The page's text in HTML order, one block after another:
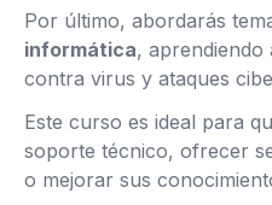
Por último, abordarás
informática, aprendiendo
contra virus y ataques
Este curso es ideal para
soporte técnico, ofrecer
o mejorar sus